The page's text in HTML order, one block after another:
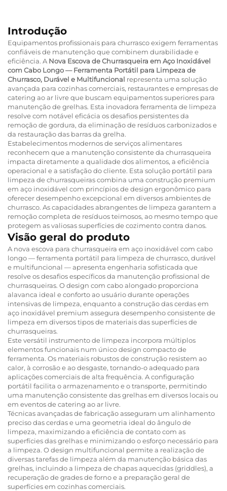
Introdução
Equipamentos profissionais para churrasco exigem ferramentas
confiáveis de manutenção que combinem durabilidade e
eficiência. A Nova Escova de Churrasqueira em Aço Inoxidável
com Cabo Longo — Ferramenta Portátil para Limpeza de
Churrasco, Durável e Multifuncional representa uma solução
avançada para cozinhas comerciais, restaurantes e empresas de
catering ao ar livre que buscam equipamentos superiores para
manutenção de grelhas. Esta inovadora ferramenta de limpeza
resolve com notável eficácia os desafios persistentes da
remoção de gordura, da eliminação de resíduos carbonizados e
da restauração das barras da grelha.
Estabelecimentos modernos de serviços alimentares
reconhecem que a manutenção consistente da churrasqueira
impacta diretamente a qualidade dos alimentos, a eficiência
operacional e a satisfação do cliente. Esta solução portátil para
limpeza de churrasqueiras combina uma construção premium
em aço inoxidável com princípios de design ergonômico para
oferecer desempenho excepcional em diversos ambientes de
churrasco. As capacidades abrangentes de limpeza garantem a
remoção completa de resíduos teimosos, ao mesmo tempo que
protegem as valiosas superfícies de cozimento contra danos.
Visão geral do produto
A nova escova para churrasqueira em aço inoxidável com cabo
longo — ferramenta portátil para limpeza de churrasco, durável
e multifuncional — apresenta engenharia sofisticada que
resolve os desafios específicos da manutenção profissional de
churrasqueiras. O design com cabo alongado proporciona
alavanca ideal e conforto ao usuário durante operações
intensivas de limpeza, enquanto a construção das cerdas em
aço inoxidável premium assegura desempenho consistente de
limpeza em diversos tipos de materiais das superfícies de
churrasqueiras.
Este versátil instrumento de limpeza incorpora múltiplos
elementos funcionais num único design compacto de
ferramenta. Os materiais robustos de construção resistem ao
calor, à corrosão e ao desgaste, tornando-o adequado para
aplicações comerciais de alta frequência. A configuração
portátil facilita o armazenamento e o transporte, permitindo
uma manutenção consistente das grelhas em diversos locais ou
em eventos de catering ao ar livre.
Técnicas avançadas de fabricação asseguram um alinhamento
preciso das cerdas e uma geometria ideal do ângulo de
limpeza, maximizando a eficiência de contato com as
superfícies das grelhas e minimizando o esforço necessário para
a limpeza. O design multifuncional permite a realização de
diversas tarefas de limpeza além da manutenção básica das
grelhas, incluindo a limpeza de chapas aquecidas (griddles), a
recuperação de grades de forno e a preparação geral de
superfícies em cozinhas comerciais.